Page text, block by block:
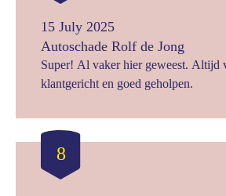
15 July 2025
Autoschade Rolf de Jong
Super! Al vaker hier geweest. Altijd
klantgericht en goed geholpen.
8